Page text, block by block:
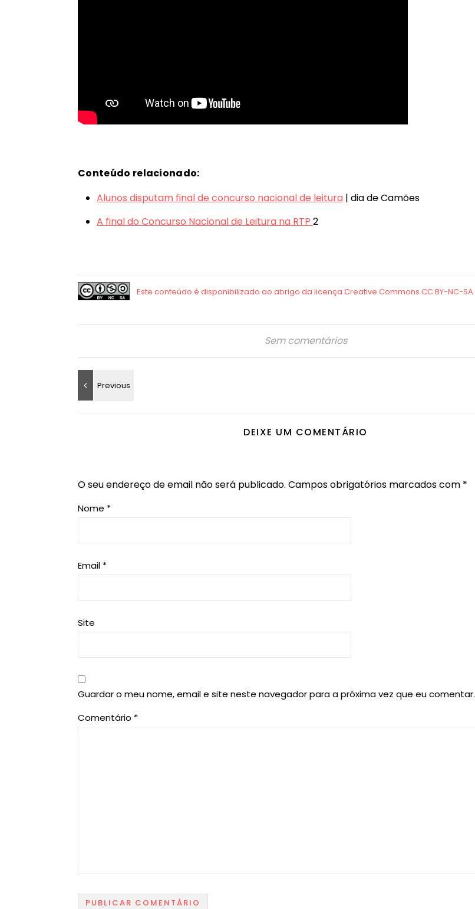
Conteúdo relacionado:
Alunos disputam final de concurso nacional de leitura | dia de Camões
A final do Concurso Nacional de Leitura na RTP 2
Sem comentários
DEIXE UM COMENTÁRIO
O seu endereço de email não será publicado. Campos obrigatórios marcados com *
Nome *
Email *
Site
Guardar o meu nome, email e site neste navegador para a próxima vez que eu comentar.
Comentário *